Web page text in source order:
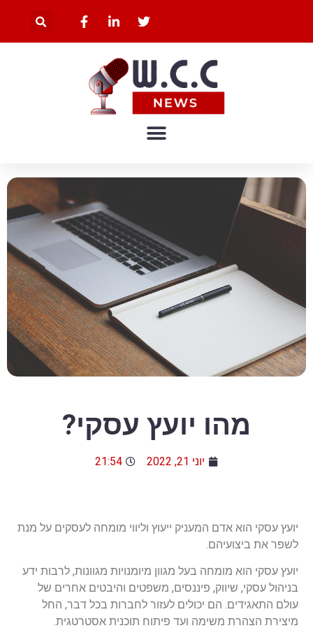
מהו יועץ עסקי?
יוני 21, 2022 21:54
יועץ עסקי הוא אדם המעניק ייעוץ וליווי מומחה לעסקים על מנת
לשפר את ביצועיהם.
יועץ עסקי הוא מומחה בעל מגוון מיומנויות מגוונות, לרבות ידע
בניהול עסקי, שיווק, פיננסים, משפטים והיבטים אחרים של
עולם התאגידים. הם יכולים לעזור לחברות בכל דבר, החל
מיצירת הצהרת משימה ועד פיתוח תוכנית אסטרטגית.